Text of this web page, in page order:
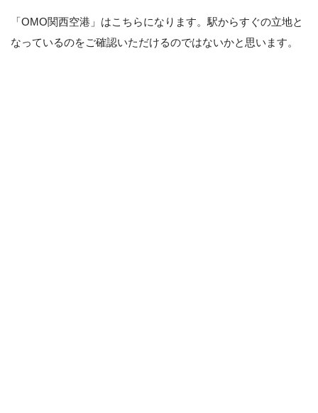
「OMO関西空港」はこちらになります。駅からすぐの立地と
なっているのをご確認いただけるのではないかと思います。